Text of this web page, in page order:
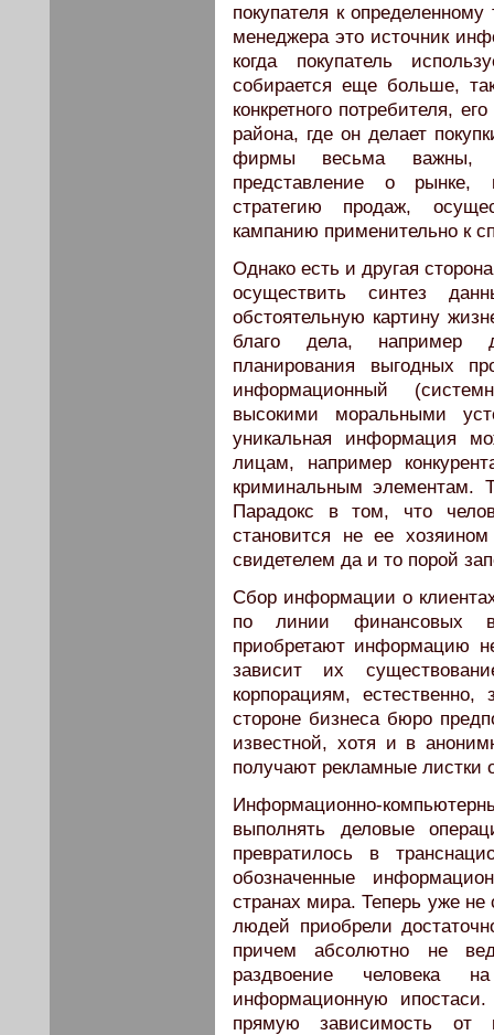
покупателя к
менеджера это источник
когда покупатель
собирается еще больше,
конкретного потребителя,
района, где он делает
фирмы весьма важны,
представление о рынке,
стратегию продаж,
кампанию применительно к
Однако есть и другая
осуществить синтез
обстоятельную картину
благо дела, например
планирования выгодных
информационный
высокими моральными
уникальная информация
лицам, например
криминальным элементам.
Парадокс в том, что
становится не ее
свидетелем да и то порой
Сбор информации о
по линии финансовых
приобретают информацию
зависит их
корпорациям,
стороне бизнеса бюро
известной, хотя и в
получают рекламные листки
Информационно-
выполнять деловые
превратилось в
обозначенные
странах мира. Теперь уже
людей приобрели
причем абсолютно не
раздвоение человека
информационную
прямую зависимость от